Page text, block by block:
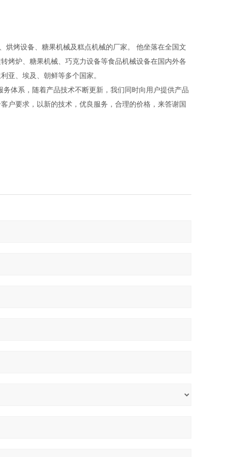
烤设备、糖果机械及糕点机械的厂家。 他坐落在全国文
烤炉、糖果机械、巧克力设备等食品机械设备在国内外各
亚、埃及、朝鲜等多个国家。
体系，随着产品技术不断更新，我们同时向用户提供产品
户要求，以新的技术，优良服务，合理的价格，来答谢国